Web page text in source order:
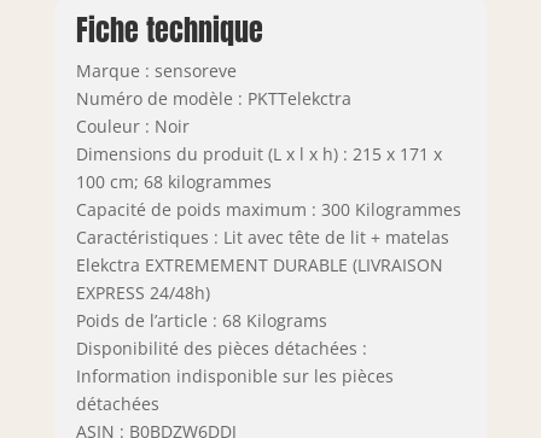
confort pendant au
Fiche technique
Marque : sensoreve
Numéro de modèle : PKTTelekctra
Couleur : Noir
Dimensions du produit (L x l x h) : 215 x 171 x
100 cm; 68 kilogrammes
Capacité de poids maximum : 300 Kilogrammes
Caractéristiques : Lit avec tête de lit + matelas
Elekctra EXTREMEMENT DURABLE (LIVRAISON
EXPRESS 24/48h)
Poids de l’article : 68 Kilograms
Disponibilité des pièces détachées :
Information indisponible sur les pièces
détachées
ASIN : B0BDZW6DDJ